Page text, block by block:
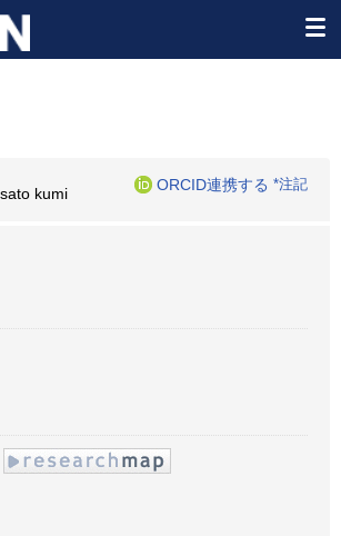
sato kumi
ORCID連携する *注記